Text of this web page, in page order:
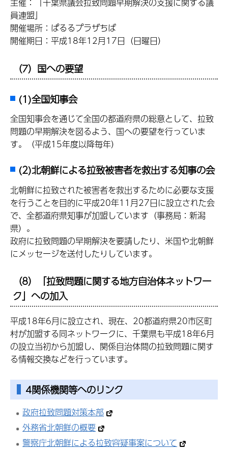
員連盟」
開催場所：ぱるるプラザちば
開催期日：平成18年12月17日（日曜日）
（7）国への要望
(1)全国知事会
全国知事会を通じて全国の都道府県の総意として、拉致
問題の早期解決を図るよう、国への要望を行っていま
す。（平成15年度以降毎年）
(2)北朝鮮による拉致被害者を救出する知事の会
北朝鮮に拉致された被害者を救出するために必要な支援
を行うことを目的に平成20年11月27日に設立された会
で、全都道府県知事が加盟しています（事務局：新潟
県）。
政府に拉致問題の早期解決を要請したり、米国や北朝鮮
にメッセージを送付したりしています。
（8）「拉致問題に関する地方自治体ネットワー
ク」への加入
平成18年6月に設立され、現在、20都道府県20市区町
村が加盟する同ネットワークに、千葉県も平成18年6月
の設立当初から加盟し、関係自治体間の拉致問題に関す
る情報交換などを行っています。
4関係機関等へのリンク
政府拉致問題対策本部
外務省北朝鮮の概要
警察庁北朝鮮による拉致容疑事案について